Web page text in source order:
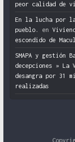
peor calidad de
En la lucha por
pueblo.
en
escondido de Macul
SMAPA y gestión
decepciones » La
desangra por 31
realizadas